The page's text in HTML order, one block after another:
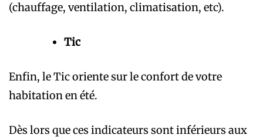
(chauffage, ventilation, climatisation, etc).
Tic
Enfin, le Tic oriente sur le confort de votre
habitation en été.
Dès lors que ces indicateurs sont inférieurs aux